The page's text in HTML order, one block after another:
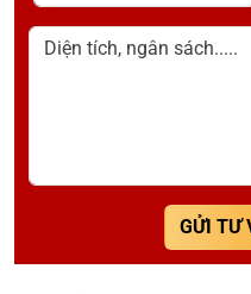
Diện tích, ngân sách.....
GỬI TƯ